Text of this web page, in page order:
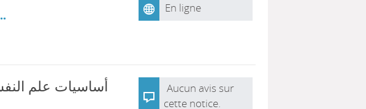
En ligne
أساسيات علم
Aucun avis sur
cette notice.